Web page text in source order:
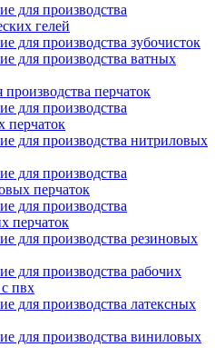
для производства
гелей
для производства зубочисток
для производства ватных
перчаток
для производства
перчаток
для производства нитриловых
для производства
перчаток
для производства
перчаток
для производства резиновых
для производства рабочих
пвх
для производства латексных
для производства виниловых